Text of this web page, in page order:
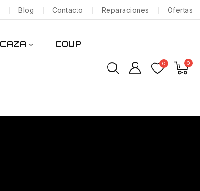
Blog Contacto Reparaciones Ofertas
CAZA COUP
0 0